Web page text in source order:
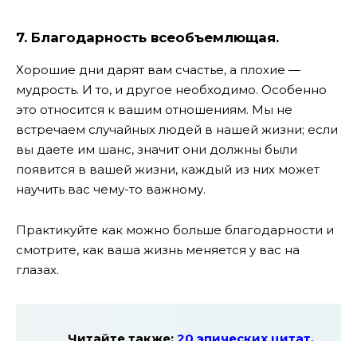
7. Благодарность всеобъемлющая.
Хорошие дни дарят вам счастье, а плохие —
мудрость. И то, и другое необходимо. Особенно
это относится к вашим отношениям. Мы не
встречаем случайных людей в нашей жизни; если
вы даете им шанс, значит они должны были
появится в вашей жизни, каждый из них может
научить вас чему-то важному.
Практикуйте как можно больше благодарности и
смотрите, как ваша жизнь меняется у вас на
глазах.